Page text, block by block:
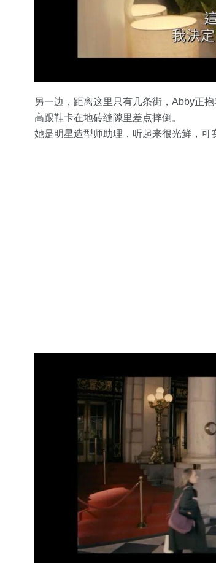
另一边，距离这里只有几条街，Abby正抱
高跟鞋卡在地砖缝隙里差点摔倒。
她是明星造型师助理，听起来很光鲜，可